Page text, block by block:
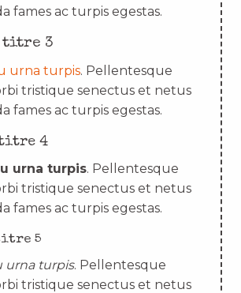
fames ac turpis egestas.
titre 3
urna turpis. Pellentesque
tristique senectus et netus
fames ac turpis egestas.
titre 4
urna turpis. Pellentesque
tristique senectus et netus
fames ac turpis egestas.
5
urna turpis. Pellentesque
tristique senectus et netus